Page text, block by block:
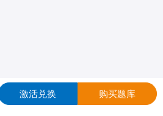
激活兑换 购买题库